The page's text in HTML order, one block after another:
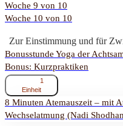
Woche 9 von 10
Woche 10 von 10
Zur Einstimmung und für
Bonusstunde Yoga der
Bonus: Kurzpraktiken
ausklappen
Bonus:
Kurzpraktiken
1
Einheit
8 Minuten Atemauszeit – mit
Wechselatmung (Nadi